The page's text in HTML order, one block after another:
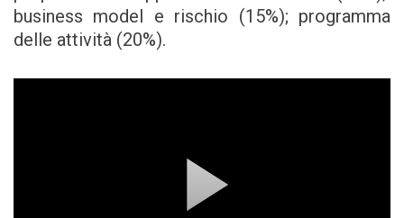
business model e rischio (15%); programma
delle attività (20%).